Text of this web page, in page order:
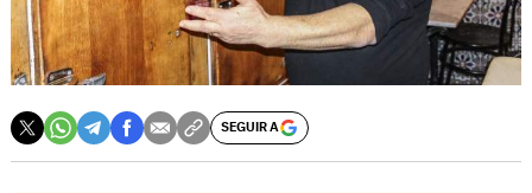
SEGUIR A